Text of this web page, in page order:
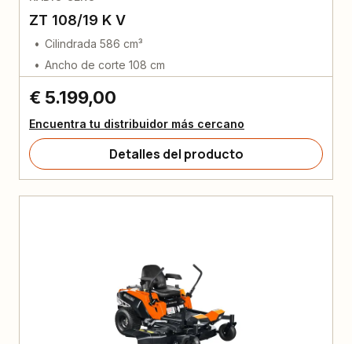
ZT 108/19 K V
Cilindrada 586 cm³
Ancho de corte 108 cm
€ 5.199,00
Encuentra tu distribuidor más cercano
Detalles del producto